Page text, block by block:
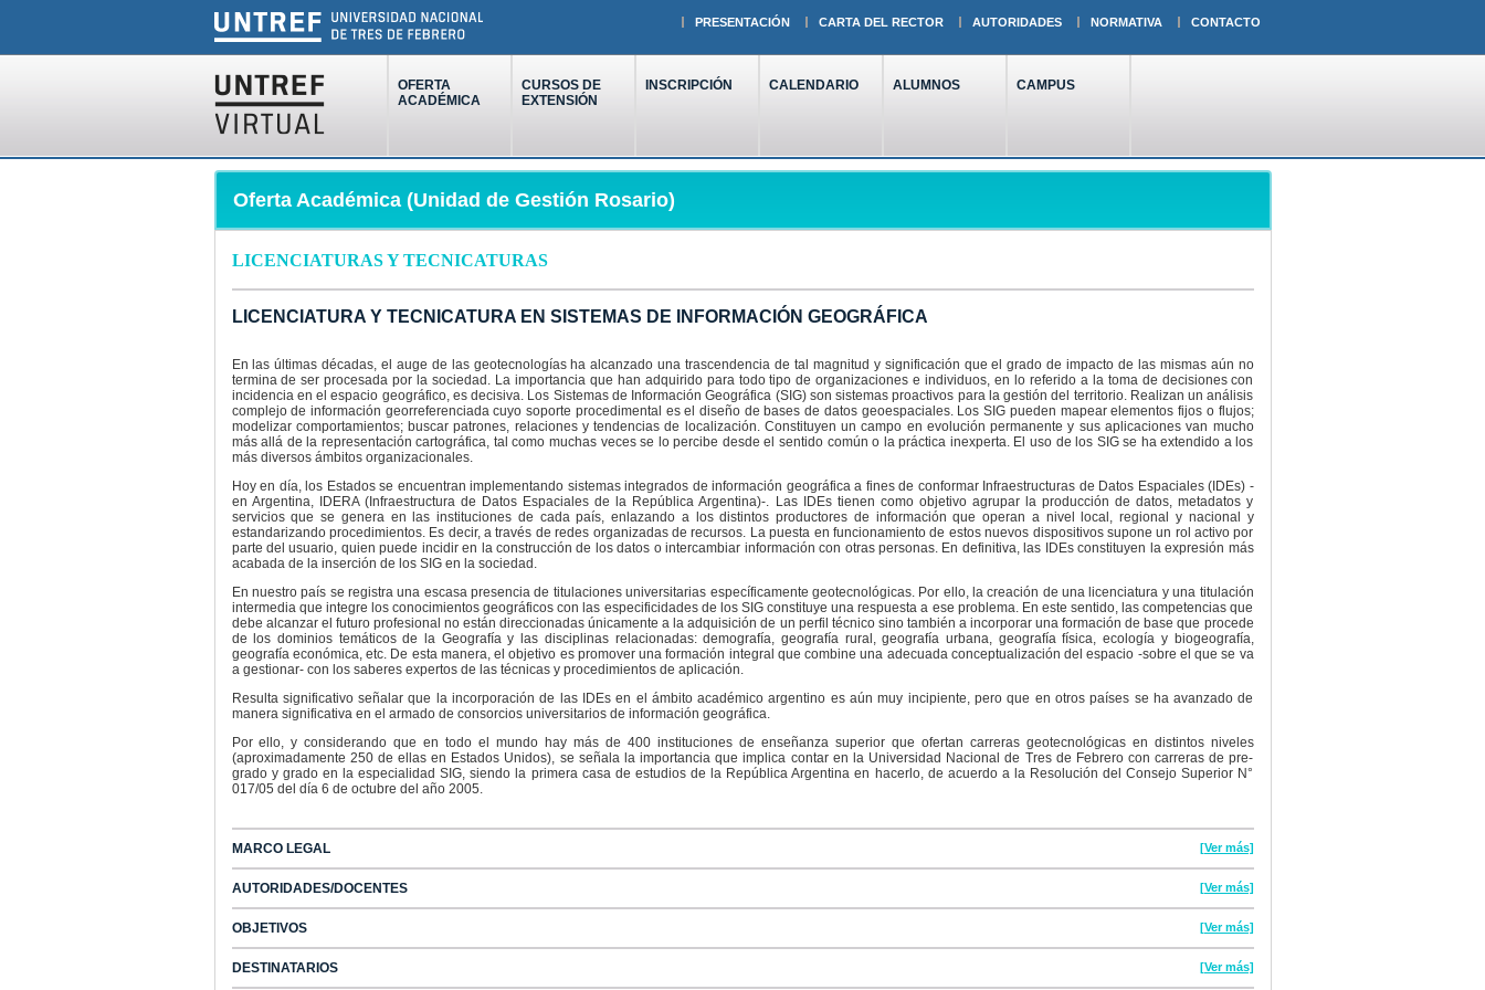
PRESENTACIÓN CARTA DEL RECTOR AUTORIDADES NORMATIVA CONTACTO
OFERTA
ACADÉMICA
CURSOS DE
EXTENSIÓN
INSCRIPCIÓN CALENDARIO ALUMNOS CAMPUS
Oferta Académica (Unidad de Gestión Rosario)
LICENCIATURAS Y TECNICATURAS
LICENCIATURA Y TECNICATURA EN SISTEMAS DE INFORMACIÓN GEOGRÁFICA
En las últimas décadas, el auge de las geotecnologías ha alcanzado una trascendencia de tal magnitud y significación que el grado de impacto de las mismas aún no
termina de ser procesada por la sociedad. La importancia que han adquirido para todo tipo de organizaciones e individuos, en lo referido a la toma de decisiones con
incidencia en el espacio geográfico, es decisiva. Los Sistemas de Información Geográfica (SIG) son sistemas proactivos para la gestión del territorio. Realizan un análisis
complejo de información georreferenciada cuyo soporte procedimental es el diseño de bases de datos geoespaciales. Los SIG pueden mapear elementos fijos o flujos;
modelizar comportamientos; buscar patrones, relaciones y tendencias de localización. Constituyen un campo en evolución permanente y sus aplicaciones van mucho
más allá de la representación cartográfica, tal como muchas veces se lo percibe desde el sentido común o la práctica inexperta. El uso de los SIG se ha extendido a los
más diversos ámbitos organizacionales.
Hoy en día, los Estados se encuentran implementando sistemas integrados de información geográfica a fines de conformar Infraestructuras de Datos Espaciales (IDEs) -
en Argentina, IDERA (Infraestructura de Datos Espaciales de la República Argentina)-. Las IDEs tienen como objetivo agrupar la producción de datos, metadatos y
servicios que se genera en las instituciones de cada país, enlazando a los distintos productores de información que operan a nivel local, regional y nacional y
estandarizando procedimientos. Es decir, a través de redes organizadas de recursos. La puesta en funcionamiento de estos nuevos dispositivos supone un rol activo por
parte del usuario, quien puede incidir en la construcción de los datos o intercambiar información con otras personas. En definitiva, las IDEs constituyen la expresión más
acabada de la inserción de los SIG en la sociedad.
En nuestro país se registra una escasa presencia de titulaciones universitarias específicamente geotecnológicas. Por ello, la creación de una licenciatura y una titulación
intermedia que integre los conocimientos geográficos con las especificidades de los SIG constituye una respuesta a ese problema. En este sentido, las competencias que
debe alcanzar el futuro profesional no están direccionadas únicamente a la adquisición de un perfil técnico sino también a incorporar una formación de base que procede
de los dominios temáticos de la Geografía y las disciplinas relacionadas: demografía, geografía rural, geografía urbana, geografía física, ecología y biogeografía,
geografía económica, etc. De esta manera, el objetivo es promover una formación integral que combine una adecuada conceptualización del espacio -sobre el que se va
a gestionar- con los saberes expertos de las técnicas y procedimientos de aplicación.
Resulta significativo señalar que la incorporación de las IDEs en el ámbito académico argentino es aún muy incipiente, pero que en otros países se ha avanzado de
manera significativa en el armado de consorcios universitarios de información geográfica.
Por ello, y considerando que en todo el mundo hay más de 400 instituciones de enseñanza superior que ofertan carreras geotecnológicas en distintos niveles
(aproximadamente 250 de ellas en Estados Unidos), se señala la importancia que implica contar en la Universidad Nacional de Tres de Febrero con carreras de pre-
grado y grado en la especialidad SIG, siendo la primera casa de estudios de la República Argentina en hacerlo, de acuerdo a la Resolución del Consejo Superior N°
017/05 del día 6 de octubre del año 2005.
MARCO LEGAL [Ver más]
AUTORIDADES/DOCENTES [Ver más]
OBJETIVOS [Ver más]
DESTINATARIOS [Ver más]